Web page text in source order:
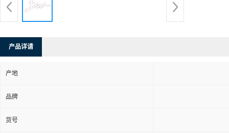
产品详请
产地
品牌
货号